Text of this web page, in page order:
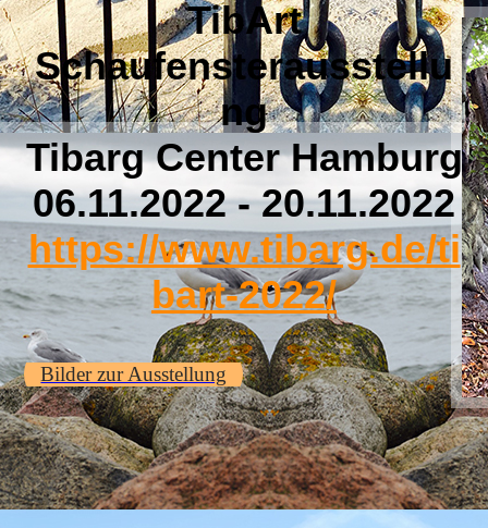
TibArt
Schaufensterausstellu
ng
Tibarg Center Hamburg
06.11.2022 - 20.11.2022
https://www.tibarg.de/ti
bart-2022/
Bilder zur Ausstellung